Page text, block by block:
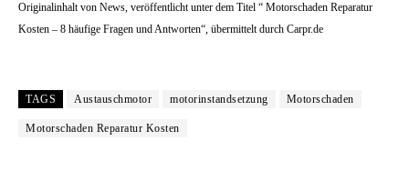
Originalinhalt von News, veröffentlicht unter dem Titel “ Motorschaden Reparatur
Kosten – 8 häufige Fragen und Antworten“, übermittelt durch Carpr.de
TAGS Austauschmotor motorinstandsetzung Motorschaden
Motorschaden Reparatur Kosten